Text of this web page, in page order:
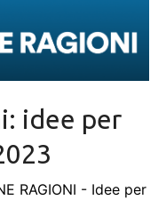
idee per
RAGIONI - Idee per